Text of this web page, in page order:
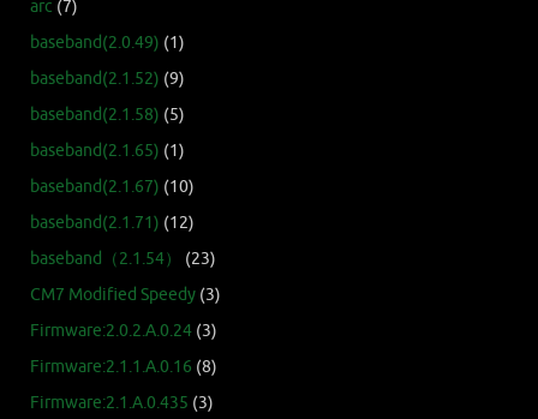
arc (7)
baseband(2.0.49) (1)
baseband(2.1.52) (9)
baseband(2.1.58) (5)
baseband(2.1.65) (1)
baseband(2.1.67) (10)
baseband(2.1.71) (12)
baseband（2.1.54）
(23)
CM7 Modified Speedy (3)
Firmware:2.0.2.A.0.24 (3)
Firmware:2.1.1.A.0.16 (8)
Firmware:2.1.A.0.435 (3)